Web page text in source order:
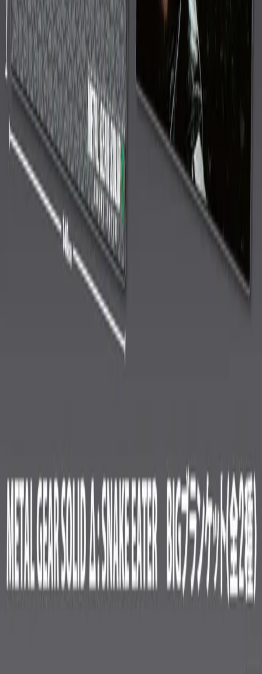
Benexでのプレイ動画を掲載しませんか？
YouTube、Shorts、TikTokなど大歓迎！
プレイ動画を共有してチャンネルを宣伝しよう！
※Benex各店舗で撮影・プレイされた動画に限ります
開催中のイベント情報を見る
Benex川越店
Benex浦和店
Benex平塚店
Benex川崎店
Benex大和店